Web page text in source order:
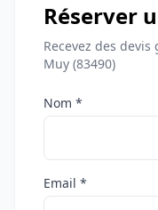
Réserver
Recevez des
Muy (83490)
Nom *
Email *